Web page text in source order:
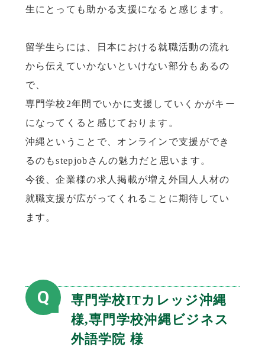
生にとっても助かる支援になると感じます。
留学生らには、日本における就職活動の流れ
から伝えていかないといけない部分もあるの
で、
専門学校2年間でいかに支援していくかがキー
になってくると感じております。
沖縄ということで、オンラインで支援ができ
るのもstepjobさんの魅力だと思います。
今後、企業様の求人掲載が増え外国人人材の
就職支援が広がってくれることに期待してい
ます。
Q
専門学校ITカレッジ沖縄
様,専門学校沖縄ビジネス
外語学院 様